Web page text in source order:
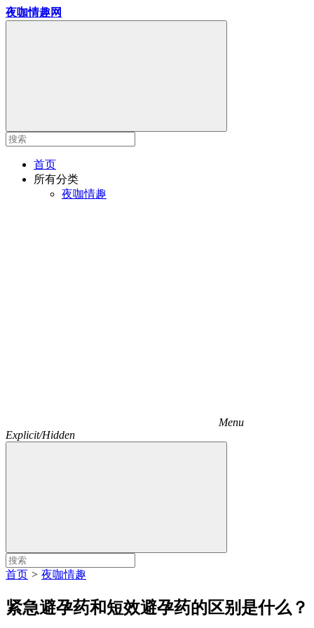
夜咖情趣网
首页
所有分类
夜咖情趣
Menu
Explicit/Hidden
首页 > 夜咖情趣
紧急避孕药和短效避孕药的区别是什么？